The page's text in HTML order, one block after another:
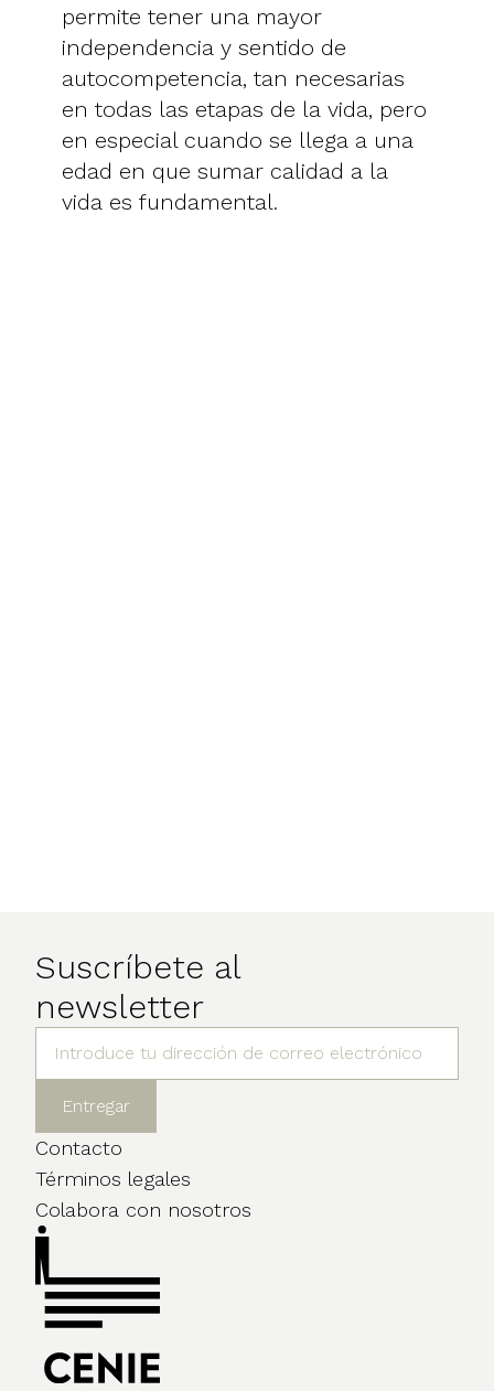
permite tener una mayor
independencia y sentido de
autocompetencia, tan necesarias
en todas las etapas de la vida, pero
en especial cuando se llega a una
edad en que sumar calidad a la
vida es fundamental.
Suscríbete al
newsletter
Contacto
Términos legales
Colabora con nosotros